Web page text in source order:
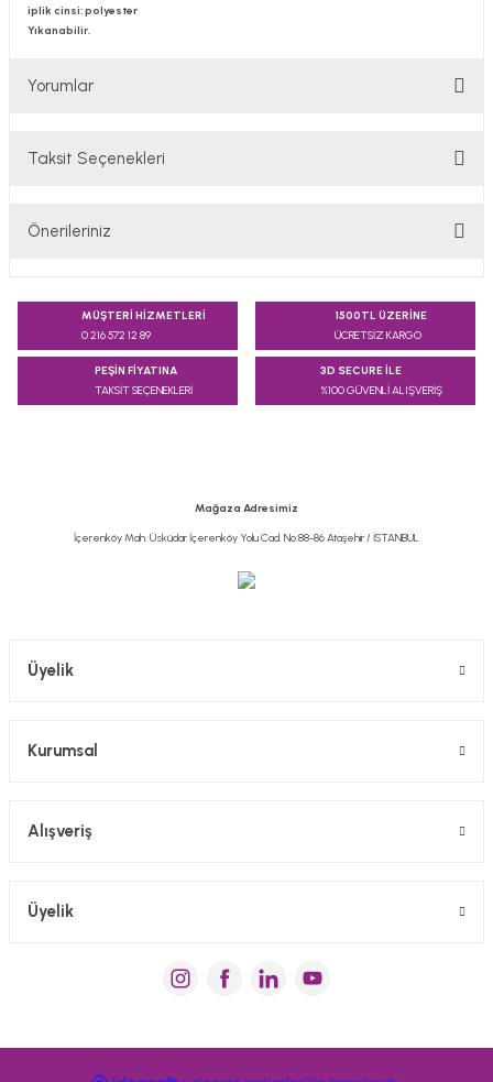
iplik cinsi: polyester
Yıkanabilir.
Yorumlar
Taksit Seçenekleri
Önerileriniz
konularda yetersiz gördüğünüz noktaları öneri formunu
kullanarak tarafımıza iletebilirsiniz.
Ürün resmi kalitesiz, bozuk veya görüntülenemiyor.
MÜŞTERİ HİZMETLERİ
0 216 572 12 89
1500TL ÜZERİNE
ÜCRETSİZ KARGO
PEŞİN FİYATINA
TAKSİT SEÇENEKLERİ
3D SECURE İLE
%100 GÜVENLİ ALIŞVERİŞ
Mağaza Adresimiz
İçerenköy Mah. Üsküdar İçerenköy Yolu Cad. No:88-86 Ataşehir / İSTANBUL
Üyelik
Kurumsal
Alışveriş
Üyelik